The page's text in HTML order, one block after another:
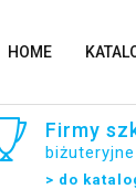
HOME
Firmy
biżuteryjne
> do